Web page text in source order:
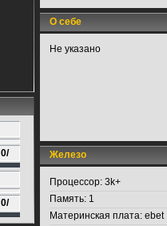
0/
0/
О себе
Не указано
Железо
Процессор: 3k+
Память: 1
Материнская плата: ebet